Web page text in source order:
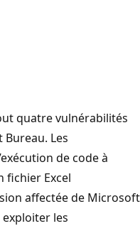
quatre vulnérabilités
Les
de code à
fichier Excel
affectée de Microsoft
les